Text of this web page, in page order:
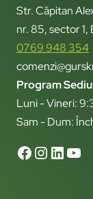
Str. Căpitan
nr. 85, sector
0769 948 354
Program
Luni - Vineri:
Sam - Dum: